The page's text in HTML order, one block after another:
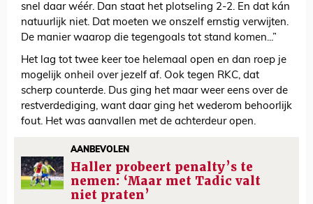
snel daar wéér. Dan staat het plotseling 2-2. En dat kán
natuurlijk niet. Dat moeten we onszelf ernstig verwijten.
De manier waarop die tegengoals tot stand komen...”
Het lag tot twee keer toe helemaal open en dan roep je
mogelijk onheil over jezelf af. Ook tegen RKC, dat
scherp counterde. Dus ging het maar weer eens over de
restverdediging, want daar ging het wederom behoorlijk
fout. Het was aanvallen met de achterdeur open.
AANBEVOLEN
Haller probeert penalty’s te
nemen: ‘Maar met Tadic valt
niet praten’